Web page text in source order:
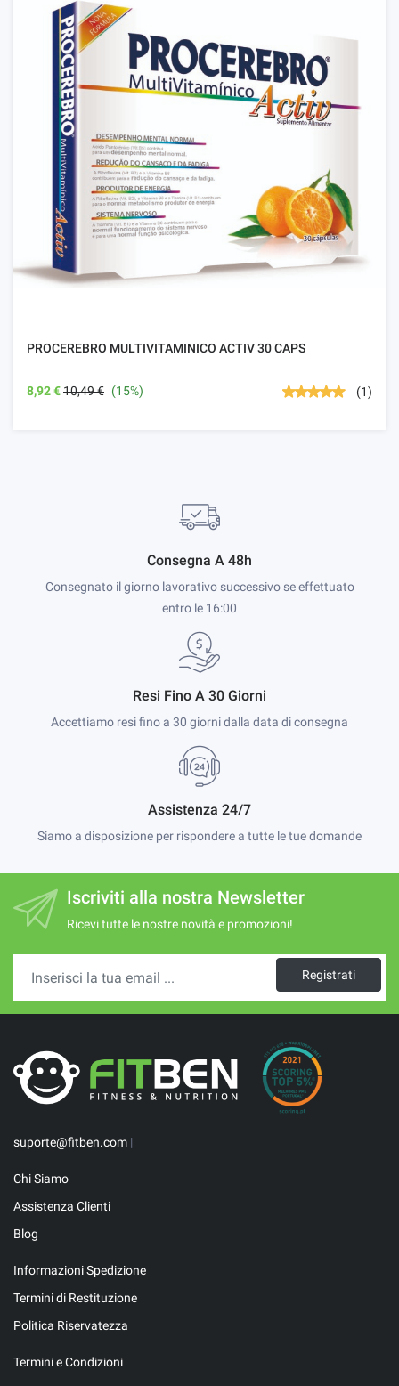
PROCEREBRO MULTIVITAMINICO ACTIV 30 CAPS
8,92 €10,49 € (15%) (1)
Consegna A 48h
Consegnato il giorno lavorativo successivo se effettuato
entro le 16:00
Resi Fino A 30 Giorni
Accettiamo resi fino a 30 giorni dalla data di consegna
Assistenza 24/7
Siamo a disposizione per rispondere a tutte le tue domande
Iscriviti alla nostra Newsletter
Ricevi tutte le nostre novità e promozioni!
Registrati
suporte@fitben.com |
Chi Siamo
Assistenza Clienti
Blog
Informazioni Spedizione
Termini di Restituzione
Politica Riservatezza
Termini e Condizioni